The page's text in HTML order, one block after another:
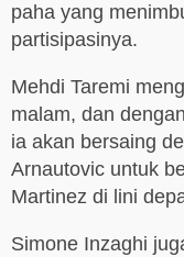
paha yang
partisipasinya.
Mehdi Taremi
malam, dan
ia akan bersaing
Arnautovic untuk
Martinez di lini
Simone Inzaghi